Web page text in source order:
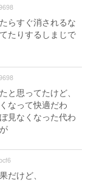
らすぐ消されるな
たりするしまじで
思ってたけど、
なって快適だわ
見なくなった代わ
だけど、